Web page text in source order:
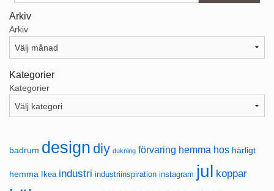
Arkiv
Arkiv
Kategorier
Kategorier
badrum design diy dukning förvaring hemma hos härligt
hemma Ikea industri industriinspiration instagram jul koppar